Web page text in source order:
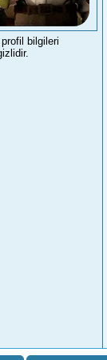
profil bilgileri